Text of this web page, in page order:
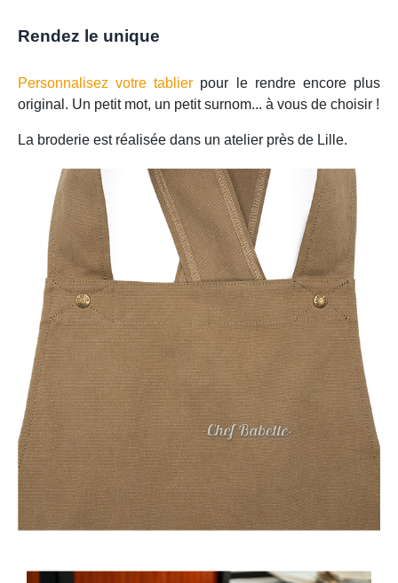
Rendez le unique
Personnalisez votre tablier pour le rendre encore plus
original. Un petit mot, un petit surnom... à vous de choisir !
La broderie est réalisée dans un atelier près de Lille.